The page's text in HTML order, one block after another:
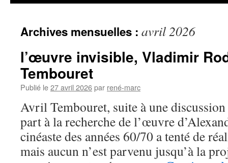
Archives mensuelles : avril 2026
l’œuvre invisible, Vladimir
Tembouret
Publié le27 avril 2026par rené-marc
Avril Tembouret, suite à une
part à la recherche de l’œuvre
cinéaste des années 60/70 a tenté de
mais aucun n’est parvenu jusqu’à la